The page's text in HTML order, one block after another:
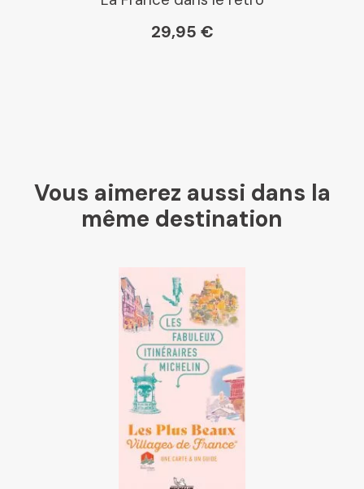
29,95 €
Vous aimerez aussi dans la
même destination